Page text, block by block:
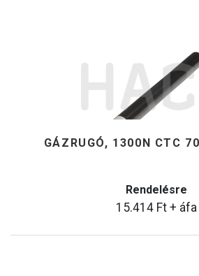
GÁZRUGÓ, 1300N CTC
Rendelésre
15.414 Ft + áfa